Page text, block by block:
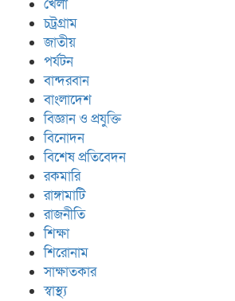
খেলা
চট্রগ্রাম
জাতীয়
পর্যটন
বান্দরবান
বাংলাদেশ
বিজ্ঞান ও প্রযুক্তি
বিনোদন
বিশেষ প্রতিবেদন
রকমারি
রাঙ্গামাটি
রাজনীতি
শিক্ষা
শিরোনাম
সাক্ষাতকার
স্বাস্থ্য